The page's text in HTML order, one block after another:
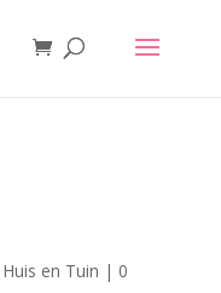
Huis en Tuin | 0